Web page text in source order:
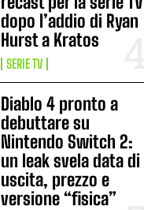
dopo l’addio di Ryan
Hurst a Kratos
SERIE TV
Diablo 4 pronto a
debuttare su
Nintendo Switch 2:
un leak svela data di
uscita, prezzo e
versione “fisica”